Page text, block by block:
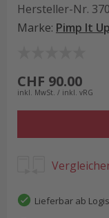
Hersteller-Nr.
Marke: Pimp It Up
CHF 90.00
inkl. MwSt. / inkl. vRG
Lieferbar ab